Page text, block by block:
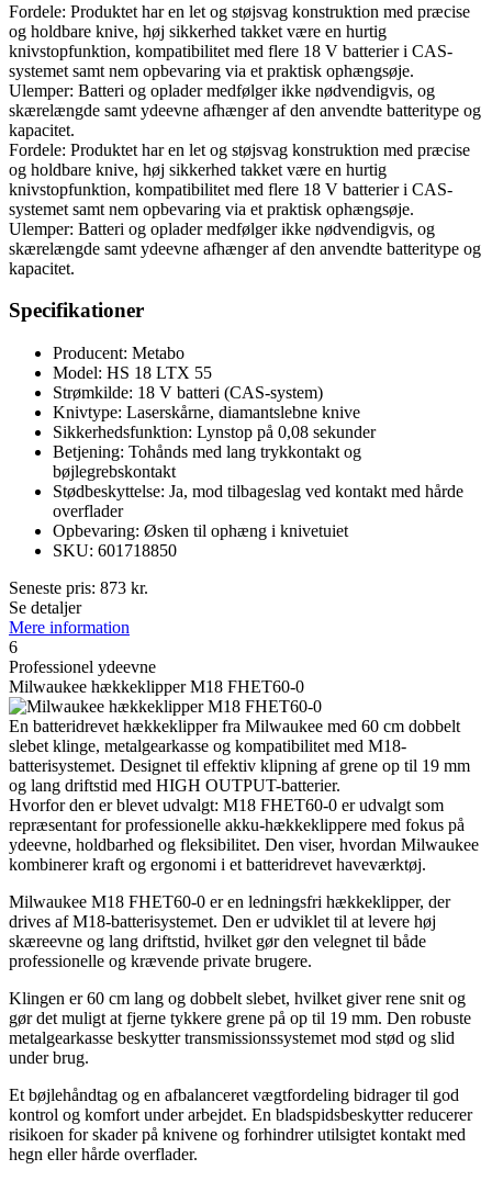
Fordele: Produktet har en let og støjsvag konstruktion med præcise
og holdbare knive, høj sikkerhed takket være en hurtig
knivstopfunktion, kompatibilitet med flere 18 V batterier i CAS-
systemet samt nem opbevaring via et praktisk ophængsøje.
Ulemper: Batteri og oplader medfølger ikke nødvendigvis, og
skærelængde samt ydeevne afhænger af den anvendte batteritype og
kapacitet.
Fordele: Produktet har en let og støjsvag konstruktion med præcise
og holdbare knive, høj sikkerhed takket være en hurtig
knivstopfunktion, kompatibilitet med flere 18 V batterier i CAS-
systemet samt nem opbevaring via et praktisk ophængsøje.
Ulemper: Batteri og oplader medfølger ikke nødvendigvis, og
skærelængde samt ydeevne afhænger af den anvendte batteritype og
kapacitet.
Specifikationer
Producent: Metabo
Model: HS 18 LTX 55
Strømkilde: 18 V batteri (CAS-system)
Knivtype: Laserskårne, diamantslebne knive
Sikkerhedsfunktion: Lynstop på 0,08 sekunder
Betjening: Tohånds med lang trykkontakt og
bøjlegrebskontakt
Stødbeskyttelse: Ja, mod tilbageslag ved kontakt med hårde
overflader
Opbevaring: Øsken til ophæng i knivetuiet
SKU: 601718850
Seneste pris: 873 kr.
Se detaljer
Mere information
6
Professionel ydeevne
Milwaukee hækkeklipper M18 FHET60-0
En batteridrevet hækkeklipper fra Milwaukee med 60 cm dobbelt
slebet klinge, metalgearkasse og kompatibilitet med M18-
batterisystemet. Designet til effektiv klipning af grene op til 19 mm
og lang driftstid med HIGH OUTPUT-batterier.
Hvorfor den er blevet udvalgt: M18 FHET60-0 er udvalgt som
repræsentant for professionelle akku-hækkeklippere med fokus på
ydeevne, holdbarhed og fleksibilitet. Den viser, hvordan Milwaukee
kombinerer kraft og ergonomi i et batteridrevet haveværktøj.
Milwaukee M18 FHET60-0 er en ledningsfri hækkeklipper, der
drives af M18-batterisystemet. Den er udviklet til at levere høj
skæreevne og lang driftstid, hvilket gør den velegnet til både
professionelle og krævende private brugere.
Klingen er 60 cm lang og dobbelt slebet, hvilket giver rene snit og
gør det muligt at fjerne tykkere grene på op til 19 mm. Den robuste
metalgearkasse beskytter transmissionssystemet mod stød og slid
under brug.
Et bøjlehåndtag og en afbalanceret vægtfordeling bidrager til god
kontrol og komfort under arbejdet. En bladspidsbeskytter reducerer
risikoen for skader på knivene og forhindrer utilsigtet kontakt med
hegn eller hårde overflader.